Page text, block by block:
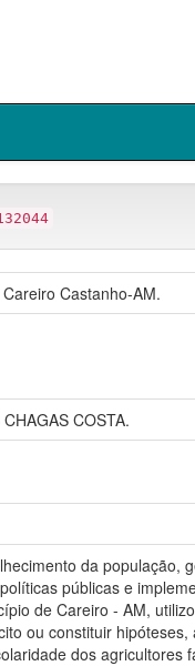
Castanho-AM.
COSTA.
da população,
públicas e
de Careiro - AM,
ou constituir
dos agricultores